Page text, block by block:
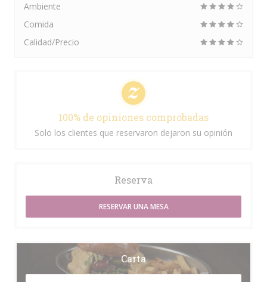
Ambiente
Comida
Calidad/Precio
100% de opiniones comprobadas
Solo los clientes que reservaron dejaron su opinión
Reserva
RESERVAR UNA MESA
Carta